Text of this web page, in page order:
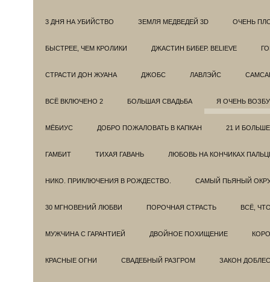
3 ДНЯ НА УБИЙСТВО ЗЕМЛЯ МЕДВЕДЕЙ 3D ОЧЕНЬ
БЫСТРЕЕ, ЧЕМ КРОЛИКИ ДЖАСТИН БИБЕР. BELIEVE
СТРАСТИ ДОН ЖУАНА ДЖОБС ЛАВЛЭЙС
ВСЁ ВКЛЮЧЕНО 2 БОЛЬШАЯ СВАДЬБА Я ОЧЕНЬ
МЁБИУС ДОБРО ПОЖАЛОВАТЬ В КАПКАН 21 И БОЛЬШЕ
ГАМБИТ ТИХАЯ ГАВАНЬ ЛЮБОВЬ НА КОНЧИКАХ
НИКО. ПРИКЛЮЧЕНИЯ В РОЖДЕСТВО. САМЫЙ ПЬЯНЫЙ
30 МГНОВЕНИЙ ЛЮБВИ ПОРОЧНАЯ СТРАСТЬ ВСЁ,
МУЖЧИНА С ГАРАНТИЕЙ ДВОЙНОЕ ПОХИЩЕНИЕ
КРАСНЫЕ ОГНИ СВАДЕБНЫЙ РАЗГРОМ ЗАКОН